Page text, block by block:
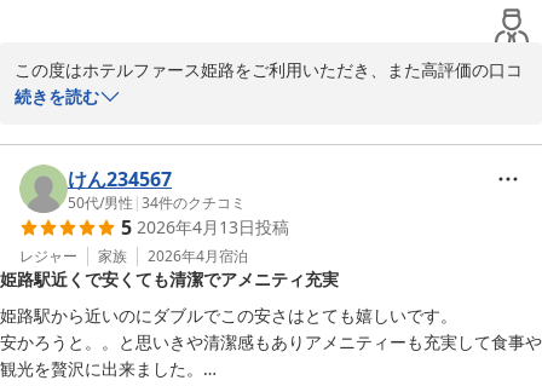
今後もより快適にお過ごしいただけるホテルづくりに努めてまいり
心よりお待ちしております。
ゥース姫路）
2026-03-24
この度はホテルファース姫路をご利用いただき、また高評価の口コ
ミをご投稿いただき誠にありがとうございます。
客室内に電話がなく、ご不便をおかけし申し訳ございません。フロ
ントへのご連絡はお手数ですがお客様のスマートフォンからお願い
しております。
そのような中でも、お部屋や設備について「必要十分」とのお言葉
をいただき大変嬉しく思っております。
また姫路へお越しの際はぜひ当ホテルをご利用ください。
お客様のまたのお越しを心よりお待ちしております。
続きを読む
けん234567
50代/男性 |34件のクチコミ
5 2026年4月13日投稿
レジャー 家族 2026年4月宿泊
姫路駅近くで安くても清潔でアメニティ充実
姫路駅から近いのにダブルでこの安さはとても嬉しいです。
安かろうと。。と思いきや清潔感もありアメニティーも充実して食事や
観光を贅沢に出来ました。